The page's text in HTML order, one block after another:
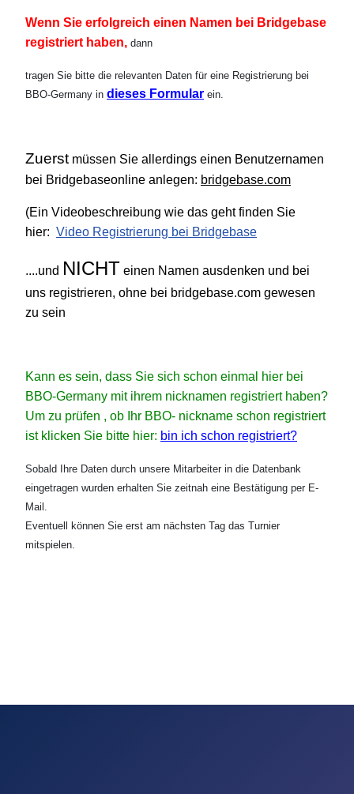
Wenn Sie erfolgreich einen Namen bei Bridgebase
registriert haben, dann
tragen Sie bitte die relevanten Daten für eine Registrierung bei
BBO-Germany in dieses Formular ein.
Zuerst müssen Sie allerdings einen Benutzernamen
bei Bridgebaseonline anlegen: bridgebase.com
(Ein Videobeschreibung wie das geht finden Sie
hier: Video Registrierung bei Bridgebase
....und NICHT einen Namen ausdenken und bei
uns registrieren, ohne bei bridgebase.com gewesen
zu sein
Kann es sein, dass Sie sich schon einmal hier bei
BBO-Germany mit ihrem nicknamen registriert haben?
Um zu prüfen , ob Ihr BBO- nickname schon registriert
ist klicken Sie bitte hier: bin ich schon registriert?
Sobald Ihre Daten durch unsere Mitarbeiter in die Datenbank
eingetragen wurden erhalten Sie zeitnah eine Bestätigung per E-
Mail.
Eventuell können Sie erst am nächsten Tag das Turnier
mitspielen.